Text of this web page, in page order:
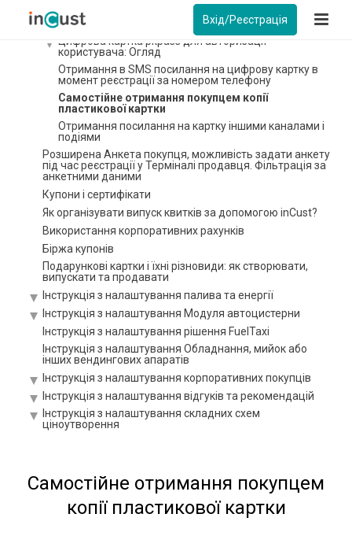
Вхід/Реєстрація
Налаштування Кіоску в режимі аутентифікації покупця
Інструкція Цифрова карта pkpass
Цифрова картка pkpass для авторизації
користувача: Огляд
Отримання в SMS посилання на цифрову картку в
момент реєстрації за номером телефону
Самостійне отримання покупцем копії
пластикової картки
Отримання посилання на картку іншими каналами і
подіями
Розширена Анкета покупця, можливість задати анкету
під час реєстрації у Терміналі продавця. Фільтрація за
анкетними даними
Купони і сертифікати
Як організувати випуск квитків за допомогою inCust?
Використання корпоративних рахунків
Біржа купонів
Подарункові картки і їхні різновиди: як створювати,
випускати та продавати
Інструкція з налаштування палива та енергії
Інструкція з налаштування Модуля автоцистерни
Інструкція з налаштування рішення FuelTaxi
Інструкція з налаштування Обладнання, мийок або
інших вендингових апаратів
Інструкція з налаштування корпоративних покупців
Інструкція з налаштування відгуків та рекомендацій
Інструкція з налаштування складних схем
ціноутворення
Матеріали та документи
Практика та рекомендації
Часті питання
Самостійне отримання покупцем
копії пластикової картки